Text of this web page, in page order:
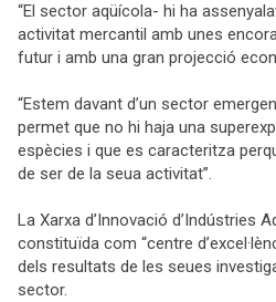
“El sector aqüícola- hi ha
activitat mercantil amb unes
futur i amb una gran projecció
“Estem davant d’un sector
permet que no hi haja una
espècies i que es caracteritza
de ser de la seua activitat”.
La Xarxa d’Innovació d’Indústries
constituïda com “centre
dels resultats de les seues
sector.